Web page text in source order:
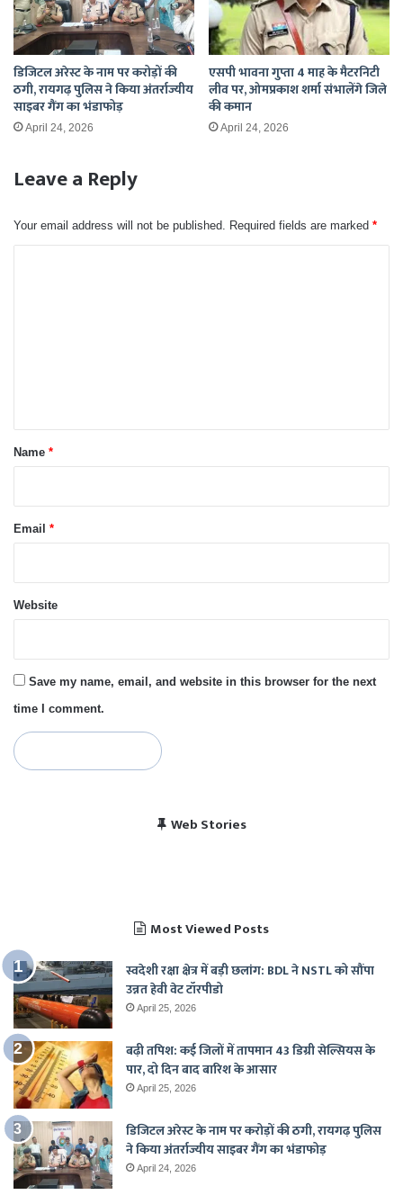
डिजिटल अरेस्ट के नाम पर करोड़ों की
ठगी, रायगढ़ पुलिस ने किया अंतर्राज्यीय
साइबर गैंग का भंडाफोड़
April 24, 2026
एसपी भावना गुप्ता 4 माह के मैटरनिटी
लीव पर, ओमप्रकाश शर्मा संभालेंगे जिले
की कमान
April 24, 2026
Leave a Reply
Your email address will not be published. Required fields are marked *
*Name *
Email *
Website
Save my name, email, and website in this browser for the next
time I comment.
Web Stories
विराट कोहली की सेंचुरी से
भारत बनाम पाकिस्तान, हेड
पाकिस्तान में बजा भारत का
चैंपियंस ट्रॉफी 2025 में
Most Viewed Posts
स्वदेशी रक्षा क्षेत्र में बड़ी छलांग: BDL ने NSTL को सौंपा
उन्नत हेवी वेट टॉरपीडो
April 25, 2026
बढ़ी तपिश: कई जिलों में तापमान 43 डिग्री सेल्सियस के
पार, दो दिन बाद बारिश के आसार
April 25, 2026
डिजिटल अरेस्ट के नाम पर करोड़ों की ठगी, रायगढ़ पुलिस
ने किया अंतर्राज्यीय साइबर गैंग का भंडाफोड़
April 24, 2026